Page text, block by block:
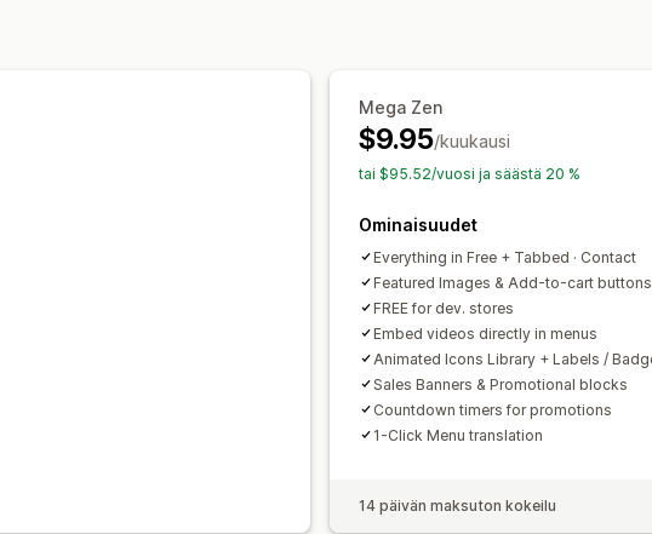
Mobiiliresponsiivisuus
Mega Zen
$9.95/kuukausi
tai $95.52/vuosi ja säästä 20 %
Ominaisuudet
Everything in Free + Tabbed · Contact
Featured Images & Add-to-cart buttons
FREE for dev. stores
Embed videos directly in menus
Animated Icons Library + Labels /
Sales Banners & Promotional blocks
Countdown timers for promotions
1-Click Menu translation
14 päivän maksuton kokeilu